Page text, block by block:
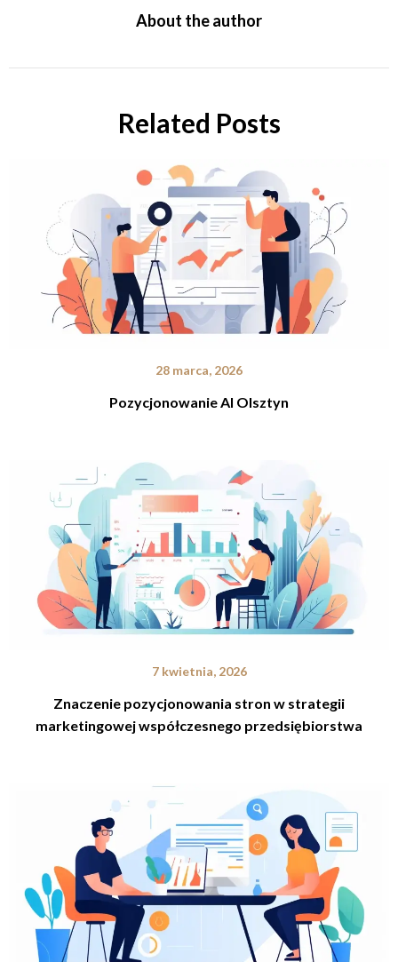
About the author
Related Posts
28 marca, 2026
Pozycjonowanie AI Olsztyn
7 kwietnia, 2026
Znaczenie pozycjonowania stron w strategii
marketingowej współczesnego przedsiębiorstwa